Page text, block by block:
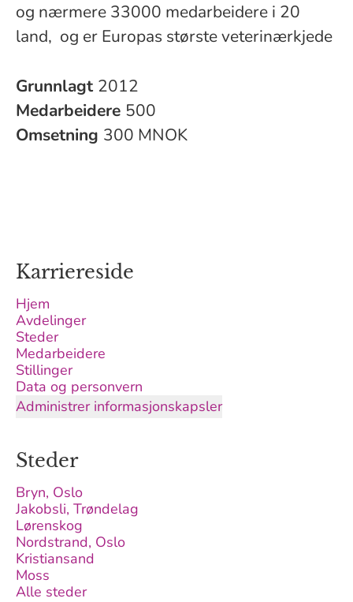
og nærmere 33000 medarbeidere i 20
land, og er Europas største veterinærkjede
Grunnlagt 2012
Medarbeidere 500
Omsetning 300 MNOK
Karriereside
Hjem
Avdelinger
Steder
Medarbeidere
Stillinger
Data og personvern
Administrer informasjonskapsler
Steder
Bryn, Oslo
Jakobsli, Trøndelag
Lørenskog
Nordstrand, Oslo
Kristiansand
Moss
Alle steder